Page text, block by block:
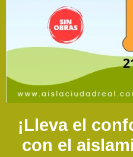
¡Lleva el
con el